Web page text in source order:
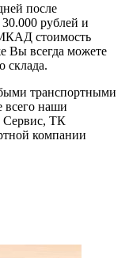
после
рублей и
стоимость
Вы всегда можете
склада.
транспортными
наши
Сервис, ТК
компании